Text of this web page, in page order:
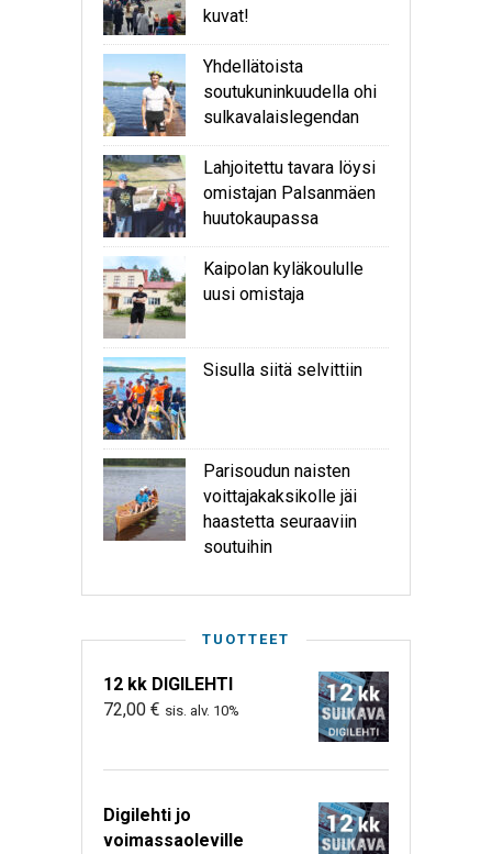
kuvat!
Yhdellätoista
soutukuninkuudella ohi
sulkavalaislegendan
Lahjoitettu tavara löysi
omistajan Palsanmäen
huutokaupassa
Kaipolan kyläkoululle
uusi omistaja
Sisulla siitä selvittiin
Parisoudun naisten
voittajakaksikolle jäi
haastetta seuraaviin
soutuihin
TUOTTEET
12 kk DIGILEHTI
72,00 € sis. alv. 10%
Digilehti jo
voimassaoleville